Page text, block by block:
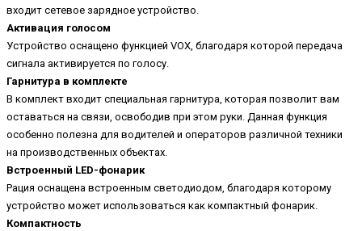
входит сетевое зарядное устройство.
Активация голосом
Устройство оснащено функцией VOX, благодаря которой передача
сигнала активируется по голосу.
Гарнитура в комплекте
В комплект входит специальная гарнитура, которая позволит вам
оставаться на связи, освободив при этом руки. Данная функция
особенно полезна для водителей и операторов различной техники
на производственных объектах.
Встроенный LED-фонарик
Рация оснащена встроенным светодиодом, благодаря которому
устройство может использоваться как компактный фонарик.
Компактность